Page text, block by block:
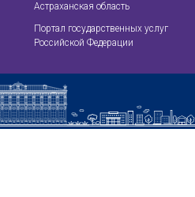
Астраханская область
Портал государственных услуг
Российской Федерации